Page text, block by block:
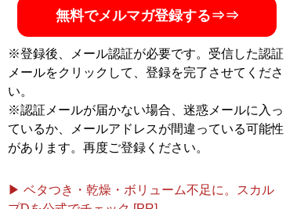
無料でメルマガ登録する⇒⇒
※登録後、メール認証が必要です。受信した認証
メールをクリックして、登録を完了させてくださ
い。
※認証メールが届かない場合、迷惑メールに入っ
ているか、メールアドレスが間違っている可能性
があります。再度ご登録ください。
▶ ベタつき・乾燥・ボリューム不足に。スカル